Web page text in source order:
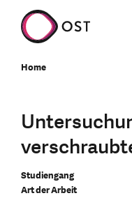
Home
Studiengang
Art der Arbeit